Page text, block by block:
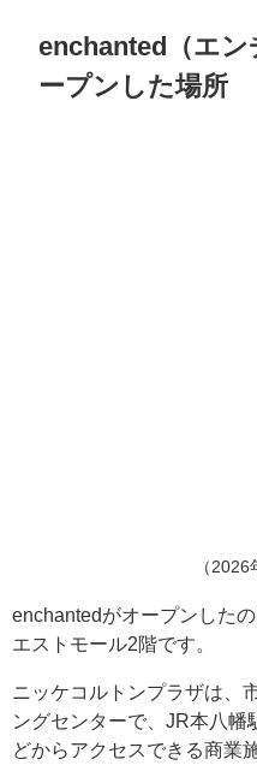
enchanted（エ
ープンした場所
（2026
enchantedがオープンした
エストモール2階です。
ニッケコルトンプラザは、
ングセンターで、JR本八幡
どからアクセスできる商業